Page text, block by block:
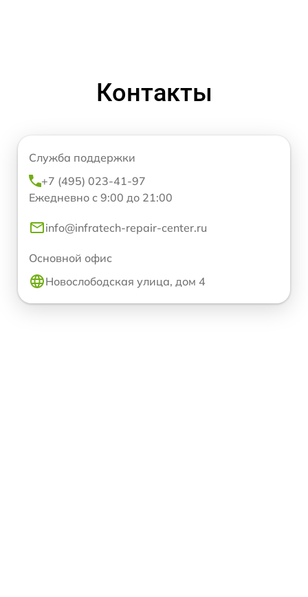
Контакты
Служба поддержки
+7 (495) 023-41-97
Ежедневно с 9:00 до 21:00
info@infratech-repair-center.ru
Основной офис
Новослободская улица, дом 4